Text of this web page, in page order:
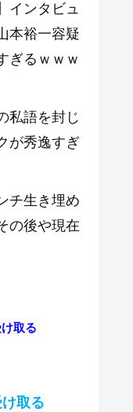
インタビュ
本裕一容疑
ぎるｗｗｗ
私語を封じ
が秀逸すぎ
チ生き埋め
の後や現在
取る
取る